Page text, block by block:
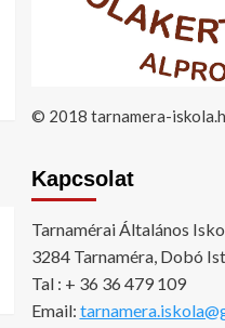
© 2018 tarnamera-
Kapcsolat
Tarnamérai Általános
3284 Tarnaméra, Dobó
Tal : + 36 36 479 109
Email: